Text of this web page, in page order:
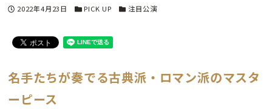
投稿日
2022年4月23日 カテゴリー
PICK UP カテゴリー
注目公演
名手たちが奏でる古典派・ロマン派のマスタ
ーピース